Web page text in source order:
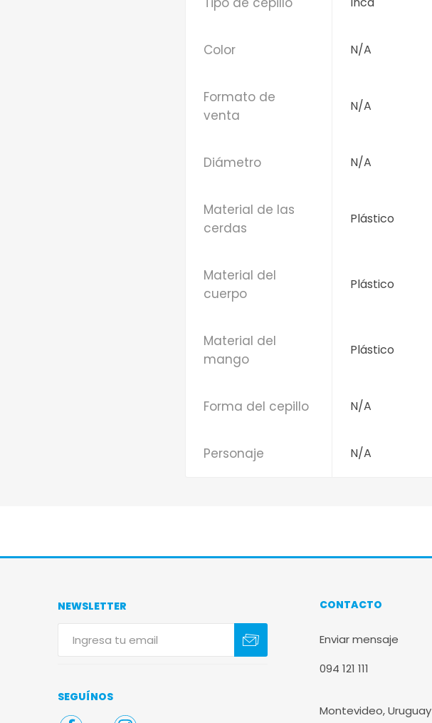
Color N/A
Formato de
venta
N/A
Diámetro N/A
Material de las
cerdas
Plástico
Material del
cuerpo
Plástico
Material del
mango
Plástico
Forma del cepillo N/A
Personaje N/A
NEWSLETTER
SEGUÍNOS
CONTACTO
Enviar mensaje
094 121 111
Montevideo, Uruguay